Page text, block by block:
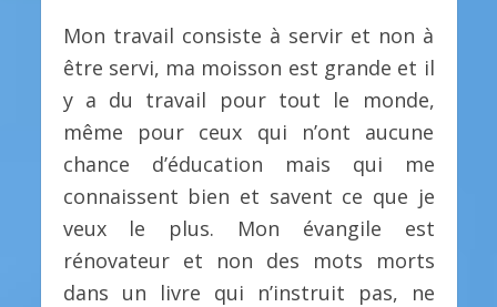
Mon travail consiste à servir et non à
être servi, ma moisson est grande et il
y a du travail pour tout le monde,
même pour ceux qui n’ont aucune
chance d’éducation mais qui me
connaissent bien et savent ce que je
veux le plus. Mon évangile est
rénovateur et non des mots morts
dans un livre qui n’instruit pas, ne